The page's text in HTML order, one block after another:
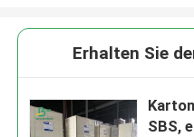
Erhalten Sie
SBS,